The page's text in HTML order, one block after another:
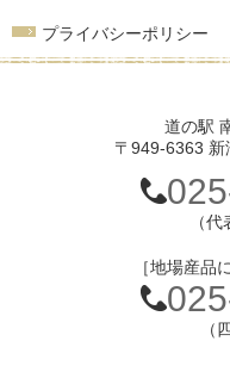
プライバシーポリシー
道の駅
〒949-6363 新
（
［地場産品
（